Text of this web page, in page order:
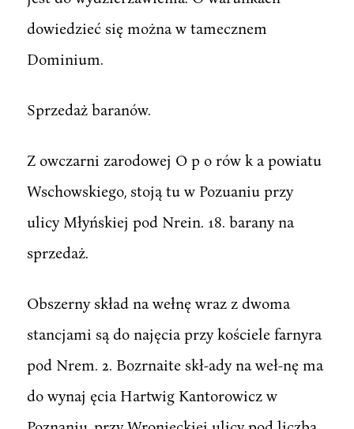
dowiedzieć się można w tamecznem
Dominium.
Sprzedaż baranów.
Z owczarni zarodowej O p o rów k a powiatu
Wschowskiego, stoją tu w Pozuaniu przy
ulicy Młyńskiej pod Nrein. 18. barany na
sprzedaż.
Obszerny skład na wełnę wraz z dwoma
stancjami są do najęcia przy kościele farnyra
pod Nrem. 2. Bozrnaite skł-ady na weł-nę ma
do wynaj ęcia Hartwig Kantorowicz w